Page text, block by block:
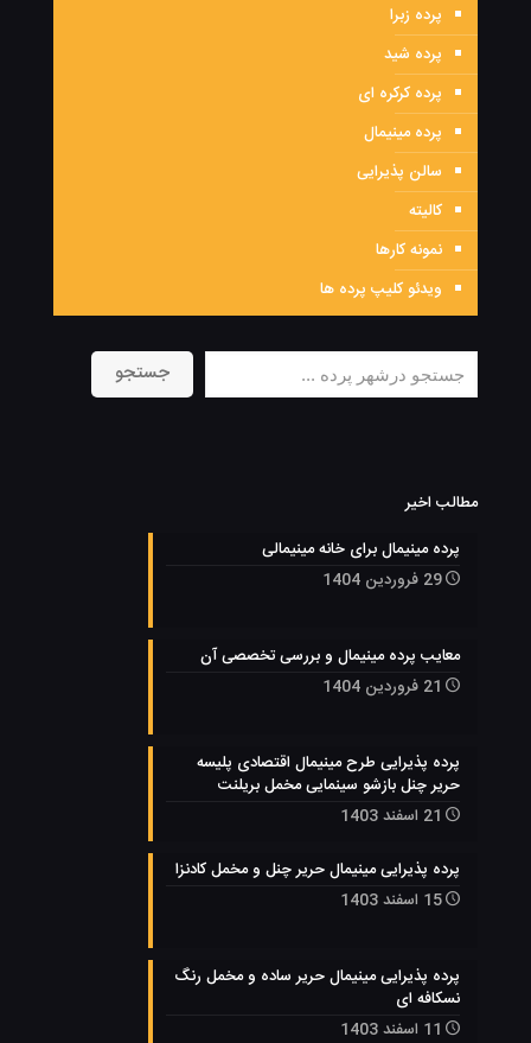
پرده زبرا
پرده شید
پرده کرکره ای
پرده مینیمال
سالن پذیرایی
کالیته
نمونه کارها
ویدئو کلیپ پرده ها
جستجو جستجو
مطالب اخیر
پرده مینیمال برای خانه مینیمالی
29 فروردین 1404
معایب پرده مینیمال و بررسی تخصصی آن
21 فروردین 1404
پرده پذیرایی طرح مینیمال اقتصادی پلیسه
حریر چنل بازشو سینمایی مخمل بریلنت
21 اسفند 1403
پرده پذیرایی مینیمال حریر چنل و مخمل کادنزا
15 اسفند 1403
پرده پذیرایی مینیمال حریر ساده و مخمل رنگ
نسکافه ای
11 اسفند 1403